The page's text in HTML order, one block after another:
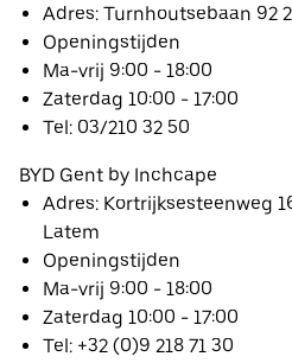
Adres: Turnhoutsebaan 92
Openingstijden
Ma-vrij 9:00 - 18:00
Zaterdag 10:00 - 17:00
Tel: 03/210 32 50
BYD Gent by Inchcape
Adres: Kortrijksesteenweg
Latem
Openingstijden
Ma-vrij 9:00 - 18:00
Zaterdag 10:00 - 17:00
Tel: +32 (0)9 218 71 30